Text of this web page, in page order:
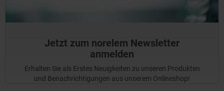
Jetzt zum norelem Newsletter
anmelden
Erhalten Sie als Erstes Neuigkeiten zu unseren Produkten
und Benachrichtigungen aus unserem Onlineshop!